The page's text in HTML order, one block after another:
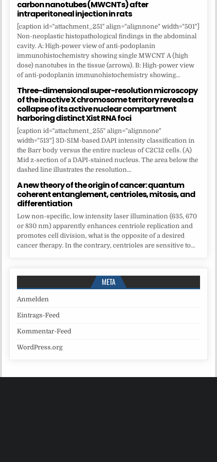
carbon nanotubes (MWCNTs) after
intraperitoneal injection in rats
[caption id="attachment_251" align="alignnone" width="501"]
Non-neoplastic histopathological findings in the abdominal
cavity. A: High-power view of anti-podoplanin
immunohistochemistry showing single MWCNT A (high
dose) nanotubes in the tissue (arrows). B: High-power view
of anti-podoplanin immunohistochemistry showing...
Three-dimensional super-resolution microscopy
of the inactive X chromosome territory reveals a
collapse of its active nuclear compartment
harboring distinct Xist RNA foci
[caption id="attachment_255" align="alignnone"
width="513"] 3D-SIM-based DAPI intensity classification in
the Barr body versus the entire nucleus of C2C12 cells. (A)
Mid z-section of a DAPI-stained nucleus. The area below the
dashed line illustrates the resolution...
A new theory of the origin of cancer: quantum
coherent entanglement, centrioles, mitosis, and
differentiation
Low non-specific, low intensity laser illumination (635, 670
or 830 nm) apparently enhances centriole replication and
promotes cell division, what is the opposite of a desired
cancer therapy. In the contrary, centrioles are sensitive to...
META
Anmelden
Eintrags-Feed
Kommentar-Feed
WordPress.org